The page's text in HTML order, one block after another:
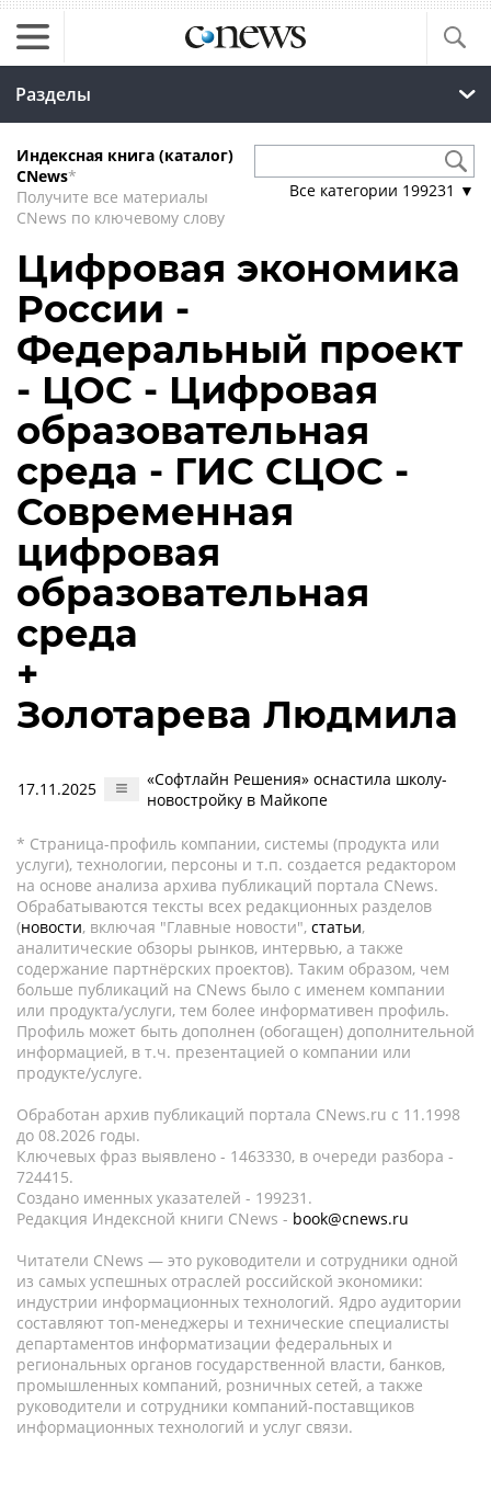
Разделы
Индексная книга (каталог)
CNews*
Получите все материалы
CNews по ключевому слову
Все категории 199231 ▼
Цифровая экономика
России -
Федеральный проект
- ЦОС - Цифровая
образовательная
среда - ГИС СЦОС -
Современная
цифровая
образовательная
среда
+
Золотарева Людмила
17.11.2025
«Софтлайн Решения» оснастила школу-
новостройку в Майкопе
* Страница-профиль компании, системы (продукта или
услуги), технологии, персоны и т.п. создается редактором
на основе анализа архива публикаций портала CNews.
Обрабатываются тексты всех редакционных разделов
(новости, включая "Главные новости", статьи,
аналитические обзоры рынков, интервью, а также
содержание партнёрских проектов). Таким образом, чем
больше публикаций на CNews было с именем компании
или продукта/услуги, тем более информативен профиль.
Профиль может быть дополнен (обогащен) дополнительной
информацией, в т.ч. презентацией о компании или
продукте/услуге.
Обработан архив публикаций портала CNews.ru c 11.1998
до 08.2026 годы.
Ключевых фраз выявлено - 1463330, в очереди разбора -
724415.
Создано именных указателей - 199231.
Редакция Индексной книги CNews - book@cnews.ru
Читатели CNews — это руководители и сотрудники одной
из самых успешных отраслей российской экономики:
индустрии информационных технологий. Ядро аудитории
составляют топ-менеджеры и технические специалисты
департаментов информатизации федеральных и
региональных органов государственной власти, банков,
промышленных компаний, розничных сетей, а также
руководители и сотрудники компаний-поставщиков
информационных технологий и услуг связи.